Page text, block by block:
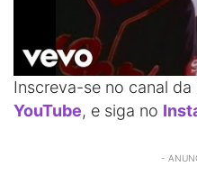
Inscreva-se no canal da
YouTube, e siga no
-